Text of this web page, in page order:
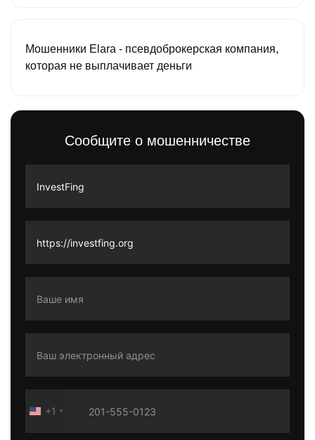
Мошенники Elara - псевдоброкерская компания,
которая не выплачивает деньги
Сообщите о мошенничестве
United
+1